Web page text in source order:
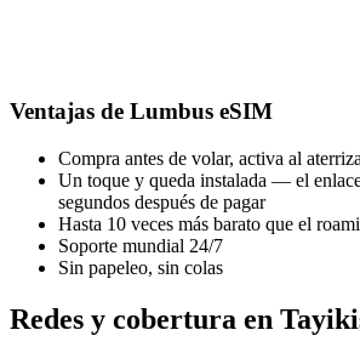
Ventajas de Lumbus eSIM
Compra antes de volar, activa al
Un toque y queda instalada — el
segundos después de pagar
Hasta 10 veces más barato que el
Soporte mundial 24/7
Sin papeleo, sin colas
Redes y cobertura en